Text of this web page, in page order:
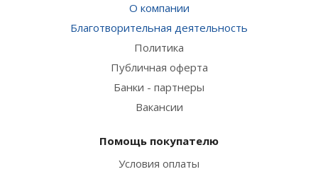
О компании
Благотворительная деятельность
Политика
Публичная оферта
Банки - партнеры
Вакансии
Помощь покупателю
Условия оплаты